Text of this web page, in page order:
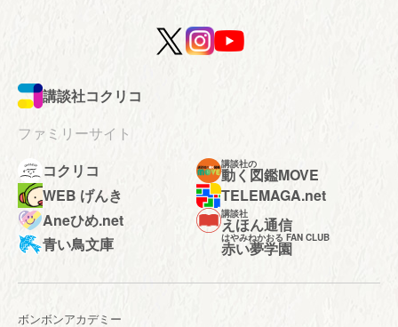
講談社コクリコ
ファミリーサイト
コクリコ
講談社の
動く図鑑MOVE
WEB げんき
TELEMAGA.net
Aneひめ.net
講談社
えほん通信
青い鳥文庫
はやみねかおる FAN CLUB
赤い夢学園
ボンボンアカデミー